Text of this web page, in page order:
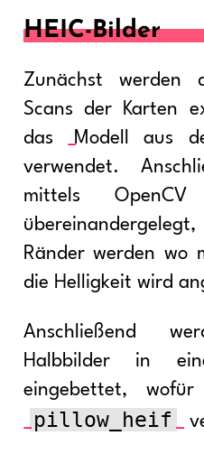
HEIC-Bilder
Zunächst werden
Scans der Karten
das
Modell aus
verwendet.
mittels
Ränder werden wo
die Helligkeit wird
Anschließend
Halbbilder in
eingebettet, wofür
pillow_heif